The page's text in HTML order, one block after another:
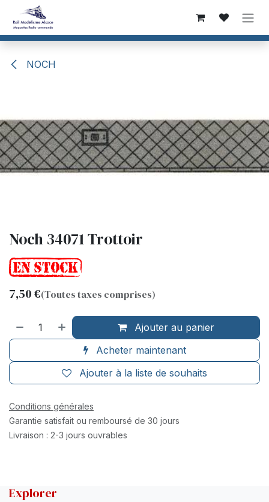
Se rendre au contenu
NOCH
Noch 34071 Trottoir
7,50€(Toutes taxes comprises)
Ajouter au panier
Acheter maintenant
Ajouter à la liste de souhaits
Conditions générales
Garantie satisfait ou remboursé de 30 jours
Livraison : 2-3 jours ouvrables
Explorer